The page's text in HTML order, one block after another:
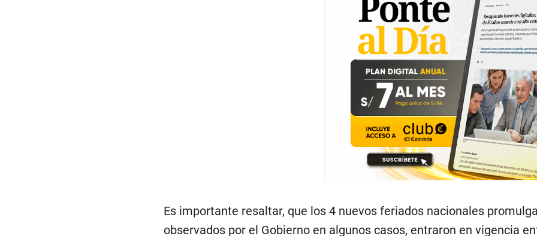
Es importante resaltar, que los 4 nuevos feriados nacionales
observados por el Gobierno en algunos casos, entraron en vigencia